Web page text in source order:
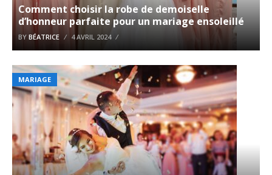
Comment choisir la robe de demoiselle
d’honneur parfaite pour un mariage ensoleillé
BY BÉATRICE 4 AVRIL 2024
MARIAGE